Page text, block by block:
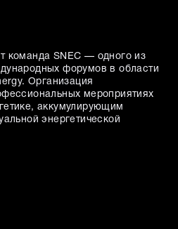
команда SNEC — одного из
форумов в области
Организация
мероприятиях
аккумулирующим
энергетической